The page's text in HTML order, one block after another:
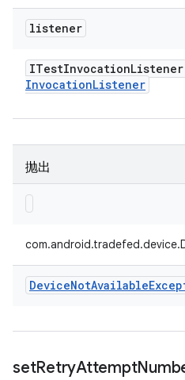
listener
ITestInvocationListener
InvocationListener
抛出
DeviceNotAvailable
setRetryAttempt